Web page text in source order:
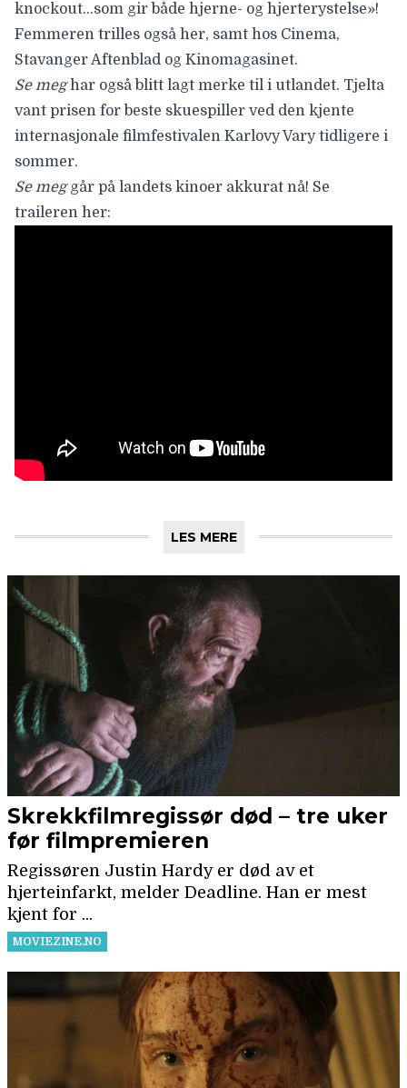
knockout…som gir både hjerne- og hjerterystelse»!
Femmeren trilles også her, samt hos Cinema,
Stavanger Aftenblad og Kinomagasinet.
Se meghar også blitt lagt merke til i utlandet. Tjelta
vant prisen for beste skuespiller ved den kjente
internasjonale filmfestivalen Karlovy Vary tidligere i
sommer.
Se meggår på landets kinoer akkurat nå! Se
traileren her:
LES MERE